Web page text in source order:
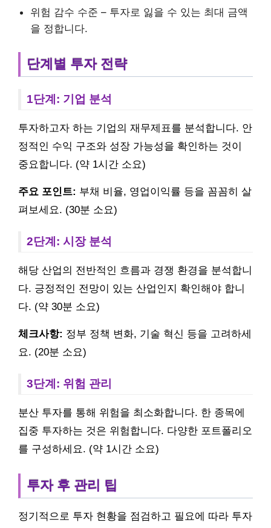
위험 감수 수준 – 투자로 잃을 수 있는 최대 금액
을 정합니다.
단계별 투자 전략
1단계: 기업 분석
투자하고자 하는 기업의 재무제표를 분석합니다. 안
정적인 수익 구조와 성장 가능성을 확인하는 것이
중요합니다. (약 1시간 소요)
주요 포인트: 부채 비율, 영업이익률 등을 꼼꼼히 살
펴보세요. (30분 소요)
2단계: 시장 분석
해당 산업의 전반적인 흐름과 경쟁 환경을 분석합니
다. 긍정적인 전망이 있는 산업인지 확인해야 합니
다. (약 30분 소요)
체크사항: 정부 정책 변화, 기술 혁신 등을 고려하세
요. (20분 소요)
3단계: 위험 관리
분산 투자를 통해 위험을 최소화합니다. 한 종목에
집중 투자하는 것은 위험합니다. 다양한 포트폴리오
를 구성하세요. (약 1시간 소요)
투자 후 관리 팁
정기적으로 투자 현황을 점검하고 필요에 따라 투자